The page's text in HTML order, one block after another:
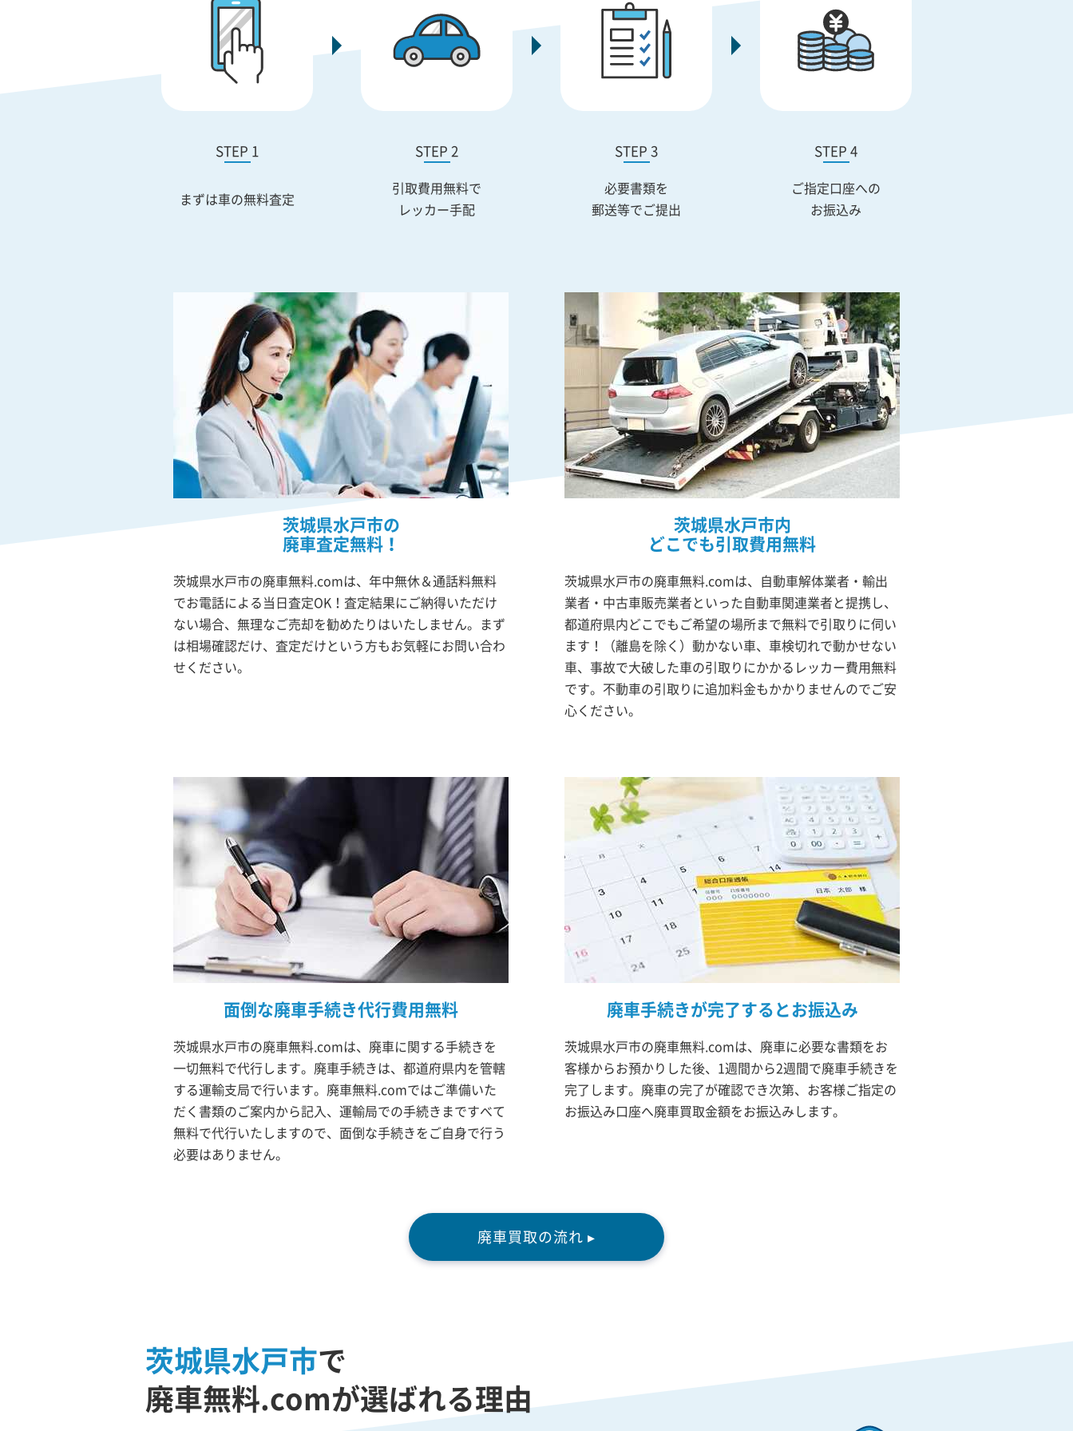
STEP 1
まずは車の無料査定
STEP 2
引取費用無料で
レッカー手配
STEP 3
必要書類を
郵送等でご提出
STEP 4
ご指定口座への
お振込み
茨城県水戸市の
廃車査定無料！
茨城県水戸市の廃車無料.comは、年中無休＆通話料無料
でお電話による当日査定OK！査定結果にご納得いただけ
ない場合、無理なご売却を勧めたりはいたしません。まず
は相場確認だけ、査定だけという方もお気軽にお問い合わ
せください。
茨城県水戸市内
どこでも引取費用無料
茨城県水戸市の廃車無料.comは、自動車解体業者・輸出
業者・中古車販売業者といった自動車関連業者と提携し、
都道府県内どこでもご希望の場所まで無料で引取りに伺い
ます！（離島を除く）動かない車、車検切れで動かせない
車、事故で大破した車の引取りにかかるレッカー費用無料
です。不動車の引取りに追加料金もかかりませんのでご安
心ください。
面倒な廃車手続き代行費用無料
茨城県水戸市の廃車無料.comは、廃車に関する手続きを
一切無料で代行します。廃車手続きは、都道府県内を管轄
する運輸支局で行います。廃車無料.comではご準備いた
だく書類のご案内から記入、運輸局での手続きまですべて
無料で代行いたしますので、面倒な手続きをご自身で行う
必要はありません。
廃車手続きが完了するとお振込み
茨城県水戸市の廃車無料.comは、廃車に必要な書類をお
客様からお預かりした後、1週間から2週間で廃車手続きを
完了します。廃車の完了が確認でき次第、お客様ご指定の
お振込み口座へ廃車買取金額をお振込みします。
廃車買取の流れ ▸
茨城県水戸市で
廃車無料.comが選ばれる理由